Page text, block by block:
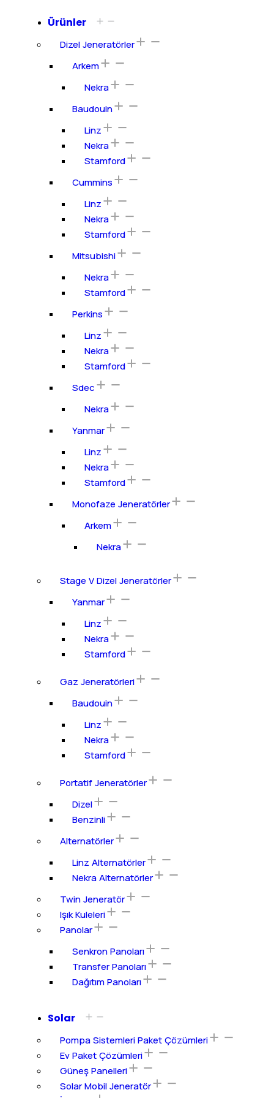
Ürünler
Dizel Jeneratörler
Arkem
Nekra
Baudouin
Linz
Nekra
Stamford
Cummins
Linz
Nekra
Stamford
Mitsubishi
Nekra
Stamford
Perkins
Linz
Nekra
Stamford
Sdec
Nekra
Yanmar
Linz
Nekra
Stamford
Monofaze Jeneratörler
Arkem
Nekra
Stage V Dizel Jeneratörler
Yanmar
Linz
Nekra
Stamford
Gaz Jeneratörleri
Baudouin
Linz
Nekra
Stamford
Portatif Jeneratörler
Dizel
Benzinli
Alternatörler
Linz Alternatörler
Nekra Alternatörler
Twin Jeneratör
Işık Kuleleri
Panolar
Senkron Panoları
Transfer Panoları
Dağıtım Panoları
Solar
Pompa Sistemleri Paket Çözümleri
Ev Paket Çözümleri
Güneş Panelleri
Solar Mobil Jeneratör​